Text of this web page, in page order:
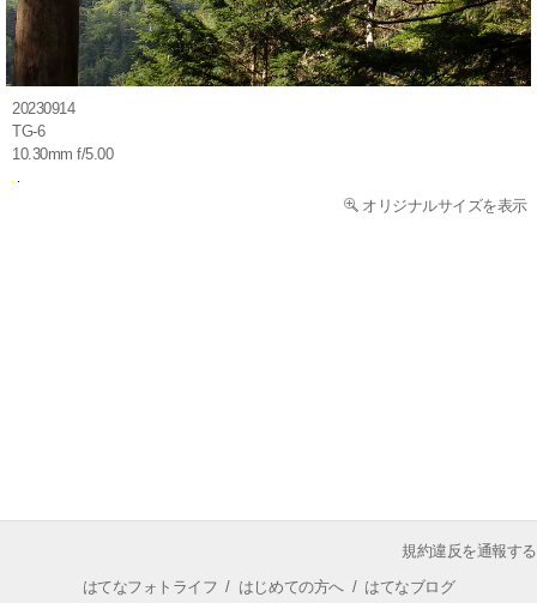
20230914
TG-6
10.30mm f/5.00
オリジナルサイズを表示
規約違反を通報する
はてなフォトライフ / はじめての方へ/ はてなブログ